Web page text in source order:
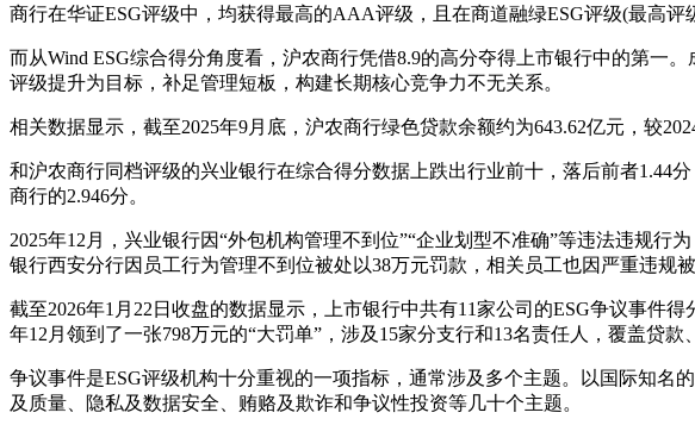
商行在华证ESG评级中，均获得最高的AAA评级，且在商道融绿ESG评级(最高评
而从Wind ESG综合得分角度看，沪农商行凭借8.9的高分夺得上市银行中的第一
评级提升为目标，补足管理短板，构建长期核心竞争力不无关系。
相关数据显示，截至2025年9月底，沪农商行绿色贷款余额约为643.62亿元，较
和沪农商行同档评级的兴业银行在综合得分数据上跌出行业前十，落后前者1.44
商行的2.946分。
2025年12月，兴业银行因“外包机构管理不到位”“企业划型不准确”等违法违规
银行西安分行因员工行为管理不到位被处以38万元罚款，相关员工也因严重违规被
截至2026年1月22日收盘的数据显示，上市银行中共有11家公司的ESG争议事件
年12月领到了一张798万元的“大罚单”，涉及15家分支行和13名责任人，覆盖贷款
争议事件是ESG评级机构十分重视的一项指标，通常涉及多个主题。以国际知名
及质量、隐私及数据安全、贿赂及欺诈和争议性投资等几十个主题。